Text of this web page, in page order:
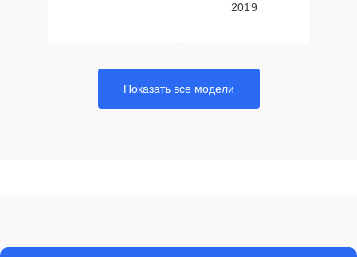
2019
Показать все модели